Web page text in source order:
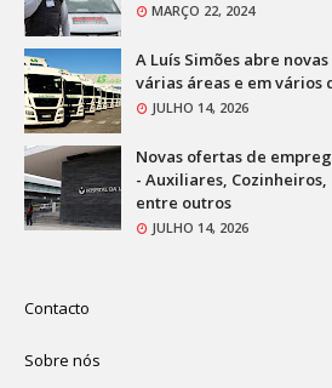
MARÇO 22, 2024
A Luís Simões abre
várias áreas e em vários
JULHO 14, 2026
Novas ofertas de
- Auxiliares,
entre outros
JULHO 14, 2026
Contacto
Sobre nós